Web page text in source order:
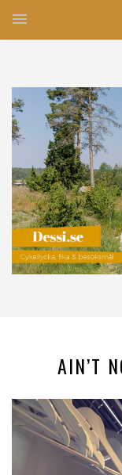
AIN’T